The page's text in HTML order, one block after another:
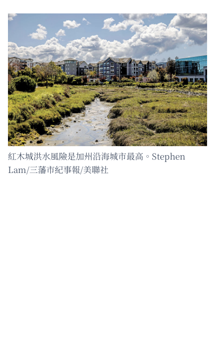
紅木城洪水風險是加州沿海城市最高。Stephen
Lam/三藩市紀事報/美聯社